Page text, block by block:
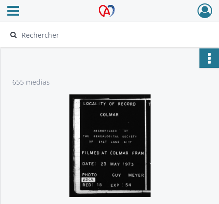
Archives Alsace - Colmar
Ouvrir le menu déroulant
655 medias